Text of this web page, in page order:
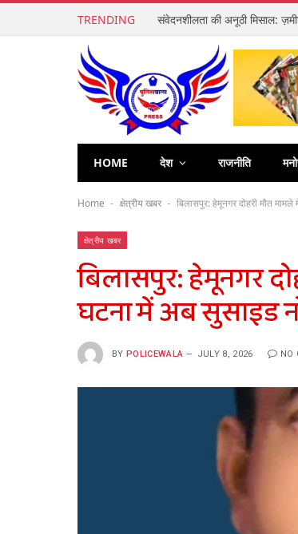
TRENDING
HOME देश राजनीति
Home - क्षेत्रीय खबर - बिलासपुर: हेमूनगर दोहरी मौत
क्षेत्रीय खबर
बिलासपुर: हेमूनगर
घटना में अब सुसाइड
BY POLICEWALA JULY 8, 2026 NO